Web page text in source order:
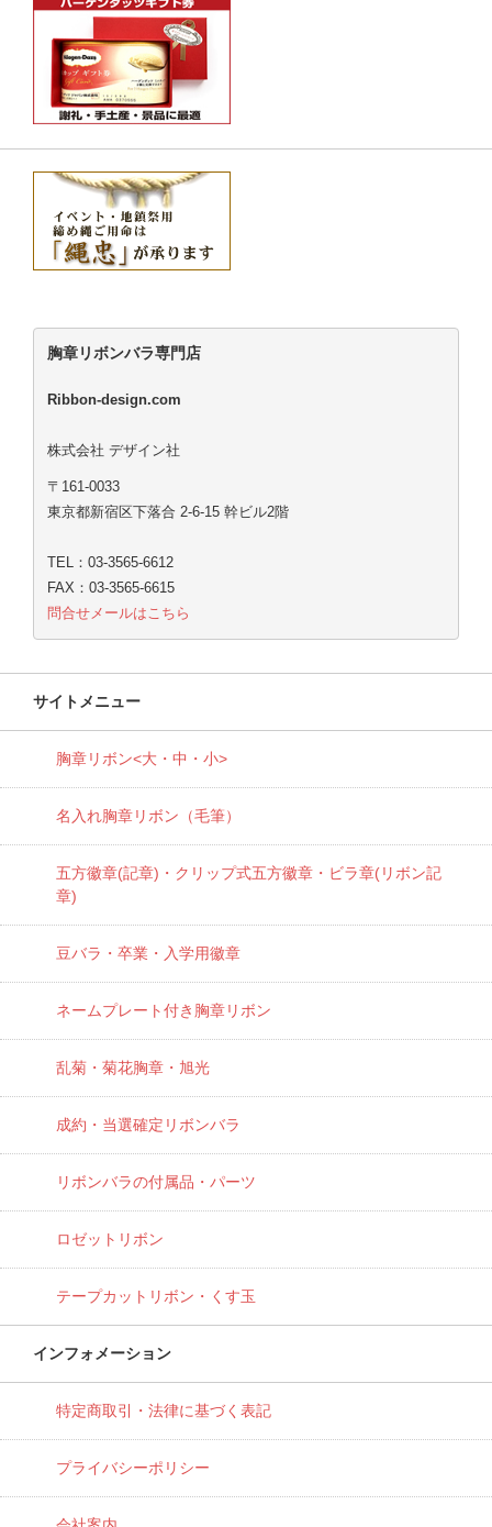
胸章リボンバラ専門店
Ribbon-design.com
株式会社 デザイン社
〒161-0033
東京都新宿区下落合 2-6-15 幹ビル2階
TEL：03-3565-6612
FAX：03-3565-6615
問合せメールはこちら
サイトメニュー
胸章リボン<大・中・小>
名入れ胸章リボン（毛筆）
五方徽章(記章)・ クリップ式五方徽章・ビラ章(リボン記
章)
豆バラ・卒業・入学用徽章
ネームプレート付き胸章リボン
乱菊・菊花胸章・旭光
成約・当選確定リボンバラ
リボンバラの付属品・パーツ
ロゼットリボン
テープカットリボン・くす玉
インフォメーション
特定商取引・法律に基づく表記
プライバシーポリシー